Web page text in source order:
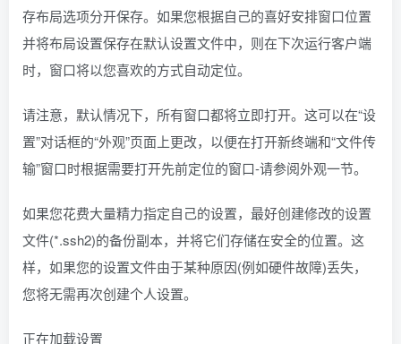
存布局选项分开保存。如果您根据自己的喜好安排窗口位置
并将布局设置保存在默认设置文件中，则在下次运行客户端
时，窗口将以您喜欢的方式自动定位。
请注意，默认情况下，所有窗口都将立即打开。这可以在“设
置”对话框的“外观”页面上更改，以便在打开新终端和“文件传
输”窗口时根据需要打开先前定位的窗口-请参阅外观一节。
如果您花费大量精力指定自己的设置，最好创建修改的设置
文件(*.ssh2)的备份副本，并将它们存储在安全的位置。这
样，如果您的设置文件由于某种原因(例如硬件故障)丢失，
您将无需再次创建个人设置。
正在加载设置